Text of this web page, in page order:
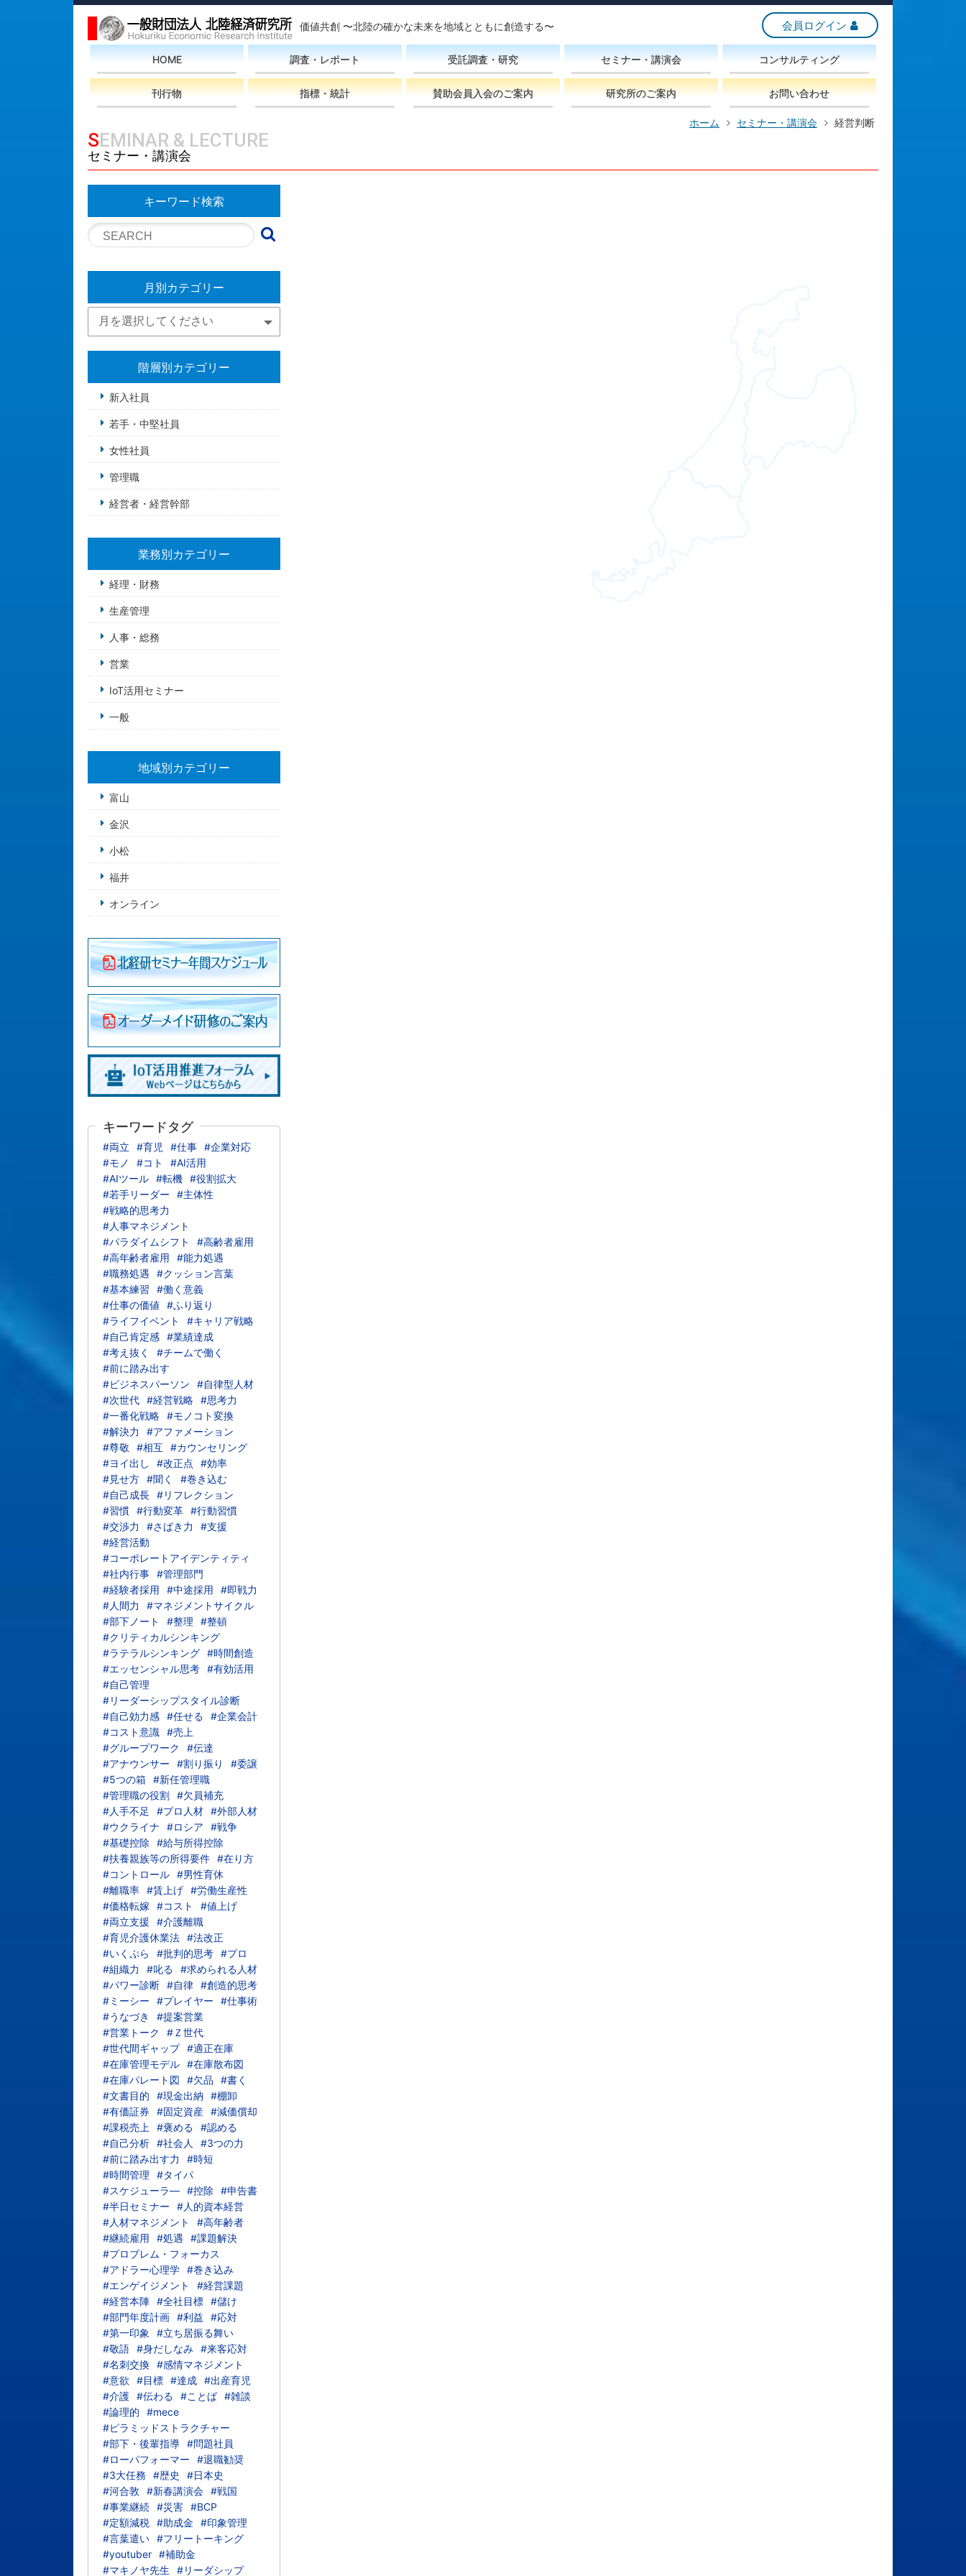
価値共創 〜北陸の確かな未来を地域とともに創造する〜 会員ログイン
HOME 調査・レポート 受託調査・研究 セミナー・講演会 コンサルティング
刊行物 指標・統計 賛助会員入会のご案内 研究所のご案内 お問い合わせ
ホーム セミナー・講演会 経営判断
SEMINAR & LECTURE
セミナー・講演会
キーワード検索
月別カテゴリー
階層別カテゴリー
新入社員
若手・中堅社員
女性社員
管理職
経営者・経営幹部
業務別カテゴリー
経理・財務
生産管理
人事・総務
営業
IoT活用セミナー
一般
地域別カテゴリー
富山
金沢
小松
福井
オンライン
キーワードタグ
#両立 #育児 #仕事 #企業対応
#モノ
#コト
#AI活用
#AIツール #転機 #役割拡大
#若手リーダー
#主体性
#戦略的思考力
#人事マネジメント
#パラダイムシフト
#高齢者雇用
#高年齢者雇用
#能力処遇
#職務処遇
#クッション言葉
#基本練習
#働く意義
#仕事の価値
#ふり返り
#ライフイベント
#キャリア戦略
#自己肯定感 #業績達成
#考え抜く
#チームで働く
#前に踏み出す
#ビジネスパーソン
#自律型人材
#次世代 #経営戦略 #思考力
#一番化戦略 #モノコト変換
#解決力
#アファメーション
#尊敬
#相互
#カウンセリング
#ヨイ出し
#改正点
#効率
#見せ方 #聞く
#巻き込む
#自己成長 #リフレクション
#習慣 #行動変革 #行動習慣
#交渉力
#さばき力
#支援
#経営活動
#コーポレートアイデンティティ
#社内行事 #管理部門
#経験者採用
#中途採用
#即戦力
#人間力
#マネジメントサイクル
#部下ノート
#整理
#整頓
#クリティカルシンキング
#ラテラルシンキング #時間創造
#エッセンシャル思考 #有効活用
#自己管理
#リーダーシップスタイル診断
#自己効力感 #任せる
#企業会計
#コスト意識 #売上
#グループワーク
#伝達
#アナウンサー
#割り振り
#委譲
#5つの箱 #新任管理職
#管理職の役割 #欠員補充
#人手不足
#プロ人材 #外部人材
#ウクライナ
#ロシア
#戦争
#基礎控除
#給与所得控除
#扶養親族等の所得要件 #在り方
#コントロール #男性育休
#離職率 #賃上げ #労働生産性
#価格転嫁
#コスト
#値上げ
#両立支援
#介護離職
#育児介護休業法 #法改正
#いくぷら
#批判的思考 #プロ
#組織力
#叱る
#求められる人材
#パワー診断 #自律 #創造的思考
#ミーシー
#プレイヤー
#仕事術
#うなづき
#提案営業
#営業トーク
#Ｚ世代
#世代間ギャップ #適正在庫
#在庫管理モデル #在庫散布図
#在庫パレート図
#欠品
#書く
#文書目的
#現金出納
#棚卸
#有価証券
#固定資産 #減価償却
#課税売上
#褒める
#認める
#自己分析 #社会人
#3つの力
#前に踏み出す力
#時短
#時間管理
#タイパ
#スケジューラ― #控除
#申告書
#半日セミナー
#人的資本経営
#人材マネジメント
#高年齢者
#継続雇用
#処遇
#課題解決
#プロブレム・フォーカス
#アドラー心理学 #巻き込み
#エンゲイジメント
#経営課題
#経営本陣 #全社目標 #儲け
#部門年度計画 #利益
#応対
#第一印象
#立ち居振る舞い
#敬語 #身だしなみ #来客応対
#名刺交換 #感情マネジメント
#意欲
#目標 #達成 #出産育児
#介護 #伝わる #ことば #雑談
#論理的
#mece
#ピラミッドストラクチャー
#部下・後輩指導 #問題社員
#ローパフォーマー
#退職勧奨
#3大任務
#歴史
#日本史
#河合敦
#新春講演会 #戦国
#事業継続 #災害 #BCP
#定額減税 #助成金
#印象管理
#言葉遣い #フリートーキング
#youtuber #補助金
#マキノヤ先生
#リーダシップ